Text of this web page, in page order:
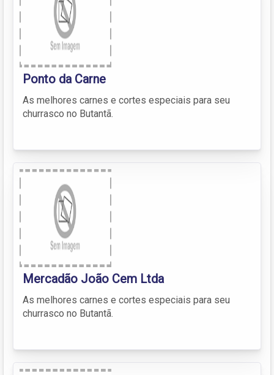
Ponto da Carne
As melhores carnes e cortes especiais para seu
churrasco no Butantã.
Mercadão João Cem Ltda
As melhores carnes e cortes especiais para seu
churrasco no Butantã.